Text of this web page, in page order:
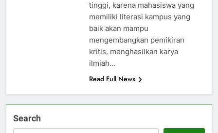
tinggi, karena mahasiswa yang
memiliki literasi kampus yang
baik akan mampu
mengembangkan pemikiran
kritis, menghasilkan karya
ilmiah…
Read Full News
Search